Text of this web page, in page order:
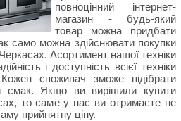
повноцінний інтернет-
магазин - будь-який
товар можна придбати
само можна здійснювати покупки
Асортимент нашої техніки
і доступність всієї техніки
споживач зможе підібрати
смак. Якщо ви вирішили купити
то саме у нас ви отримаєте не
прийнятну ціну.